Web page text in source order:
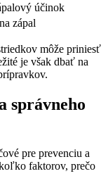
účinok
zápal
môže priniesť
je však dbať na
správneho
pre prevenciu a
faktorov, prečo